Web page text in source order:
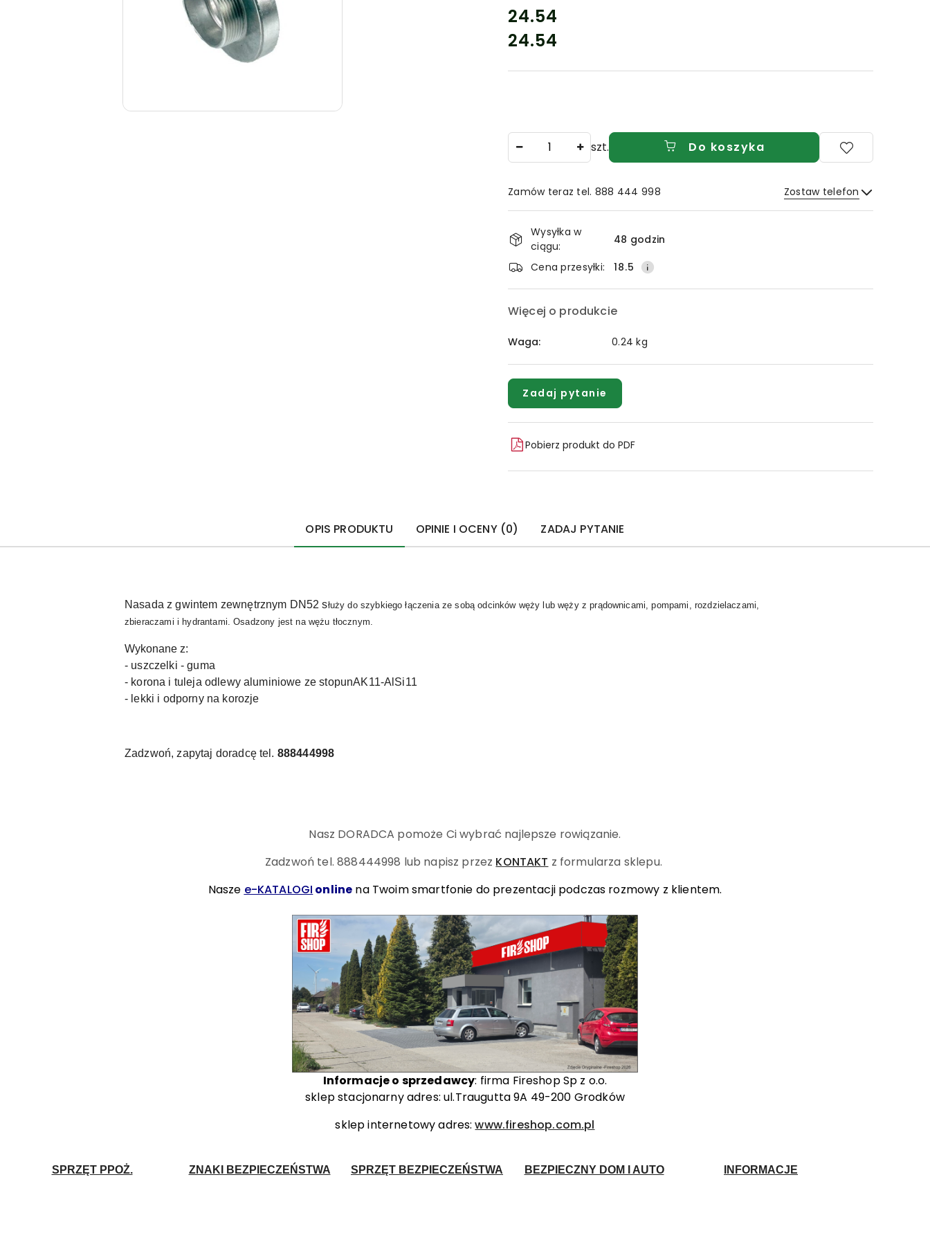
cena:
24.54
Cena:
24.54
szt. Do koszyka
Zamów teraz tel. 888 444 998 Zostaw telefon
Wyślij
Dostępność
i
dostawa
Wysyłka w
ciągu:
48 godzin
Cena przesyłki:
18.5
Więcej o produkcie
Waga: 0.24 kg
Zadaj pytanie
Pobierz produkt do PDF
OPIS PRODUKTU OPINIE I OCENY (0) ZADAJ PYTANIE
Nasada z gwintem zewnętrznym DN52 służy do szybkiego łączenia ze sobą odcinków węży lub węży z prądownicami, pompami, rozdzielaczami,
zbieraczami i hydrantami. Osadzony jest na wężu tłocznym.
Wykonane z:
- uszczelki - guma
- korona i tuleja odlewy aluminiowe ze stopunAK11-AlSi11
- lekki i odporny na korozje
Zadzwoń, zapytaj doradcę tel. 888444998
Nasz DORADCA pomoże Ci wybrać najlepsze rowiązanie.
Zadzwoń tel. 888444998 lub napisz przez KONTAKT z formularza sklepu.
Nasze e-KATALOGI online na Twoim smartfonie do prezentacji podczas rozmowy z klientem.
Informacje o sprzedawcy: firma Fireshop Sp z o.o.
sklep stacjonarny adres: ul.Traugutta 9A 49-200 Grodków
sklep internetowy adres:www.fireshop.com.pl
SPRZĘT PPOŻ. ZNAKI BEZPIECZEŃSTWA SPRZĘT BEZPIECZEŃSTWA BEZPIECZNY DOM I AUTO INFORMACJE